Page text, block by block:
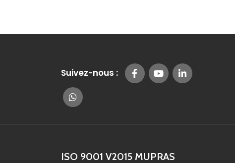
Suivez-nous :
ISO 9001 V2015 MUPRAS